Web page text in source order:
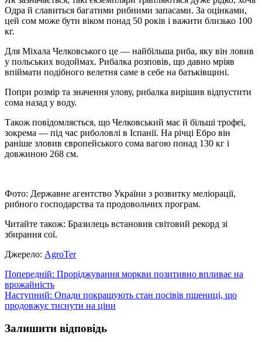
Одра й славиться багатими рибними запасами. За оцінками,
цей сом може бути віком понад 50 років і важити близько 100
кг.
Для Міхала Челковського це — найбільша риба, яку він ловив
у польських водоймах. Рибалка розповів, що давно мріяв
впіймати подібного велетня саме в себе на батьківщині.
Попри розмір та значення улову, рибалка вирішив відпустити
сома назад у воду.
Також повідомляється, що Челковський має й більші трофеї,
зокрема — під час риболовлі в Іспанії. На річці Ебро він
раніше зловив європейського сома вагою понад 130 кг і
довжиною 268 см.
Фото: Державне агентство України з розвитку меліорації,
рибного господарства та продовольчих програм.
Читайте також: Бразилець встановив світовий рекорд зі
збирання сої.
Джерело: АgroTer
Навігація
записів
Попередній: Проріджування моркви позитивно впливає на
врожайність
Наступний: Опади покращують стан посівів пшениці, що
продовжує тиснути на ціни
Залишити відповідь